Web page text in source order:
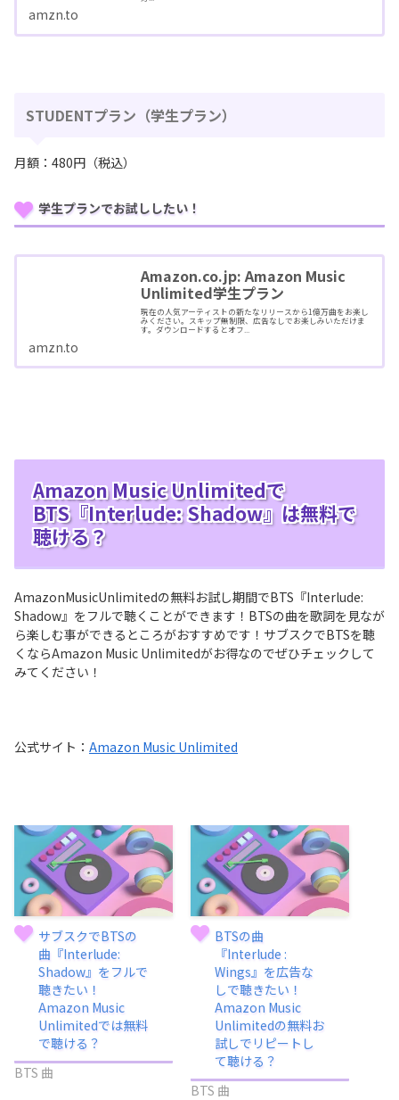
amzn.to
STUDENTプラン（学生プラン）
月額：480円（税込）
学生プランでお試ししたい！
Amazon.co.jp: Amazon Music
Unlimited学生プラン
現在の人気アーティストの新たなリリースから1億万曲をお楽し
みください。スキップ無制限、広告なしでお楽しみいただけま
す。ダウンロードするとオフ...
amzn.to
Amazon Music Unlimitedで
BTS『Interlude: Shadow』は無料で
聴ける？
AmazonMusicUnlimitedの無料お試し期間でBTS『Interlude:
Shadow』をフルで聴くことができます！BTSの曲を歌詞を見なが
ら楽しむ事ができるところがおすすめです！サブスクでBTSを聴
くならAmazon Music Unlimitedがお得なのでぜひチェックして
みてください！
公式サイト： Amazon Music Unlimited
サブスクでBTSの
曲『Interlude:
Shadow』をフルで
聴きたい！
Amazon Music
Unlimitedでは無料
で聴ける？
BTS 曲
BTSの曲
『Interlude :
Wings』を広告な
しで聴きたい！
Amazon Music
Unlimitedの無料お
試しでリピートし
て聴ける？
BTS 曲